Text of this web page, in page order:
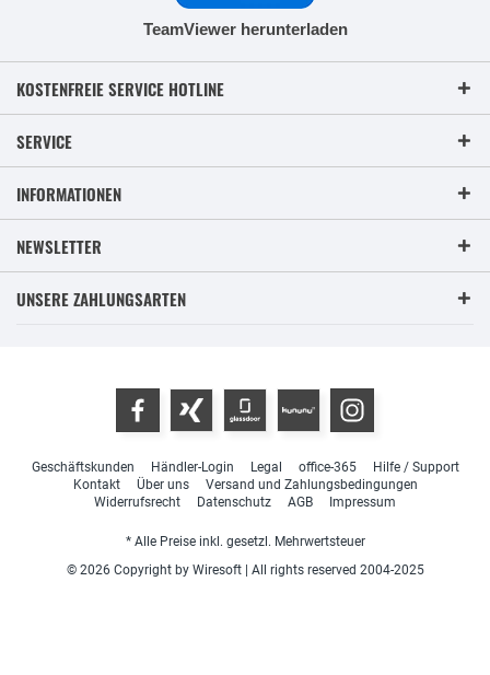
TeamViewer herunterladen
KOSTENFREIE SERVICE HOTLINE
SERVICE
INFORMATIONEN
NEWSLETTER
UNSERE ZAHLUNGSARTEN
Geschäftskunden Händler-Login Legal office-365
Hilfe / Support
Kontakt
Über uns
Versand und Zahlungsbedingungen
Widerrufsrecht
Datenschutz AGB Impressum
* Alle Preise inkl. gesetzl. Mehrwertsteuer
© 2026 Copyright by Wiresoft | All rights reserved 2004-2025